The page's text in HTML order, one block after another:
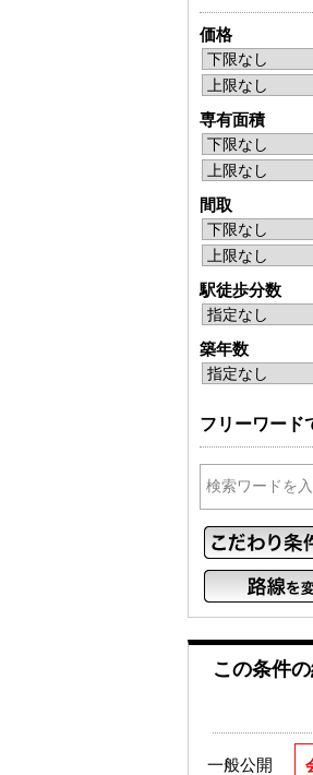
価格
専有面積
間取
駅徒歩分数
築年数
フリーワード
この条件の
一般公開